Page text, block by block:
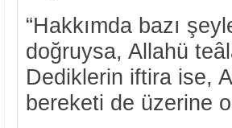
“Hakkımda bazı
doğruysa, Allahü
Dediklerin iftira ise,
bereketi de üzerine